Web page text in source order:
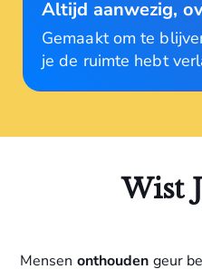
Altijd aanwezig,
Gemaakt om te
je de ruimte hebt
Wist
Mensen onthouden geur